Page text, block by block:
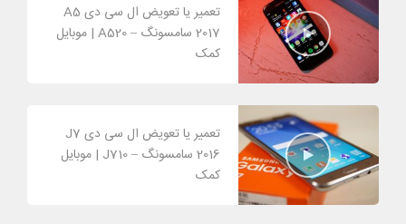
تعمیر یا تعویض ال سی دی A5
2017 سامسونگ – A520 | موبایل
کمک
تعمیر یا تعویض ال سی دی J7
2016 سامسونگ – J710 | موبایل
کمک